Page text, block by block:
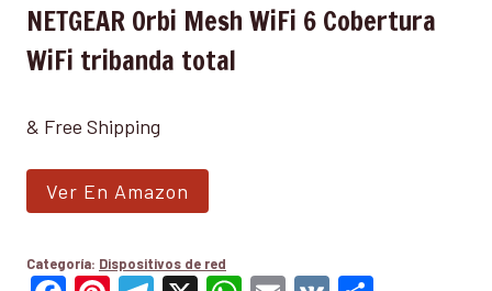
NETGEAR Orbi Mesh WiFi 6 Cobertura
WiFi tribanda total
& Free Shipping
Ver En Amazon
Categoría: Dispositivos de red